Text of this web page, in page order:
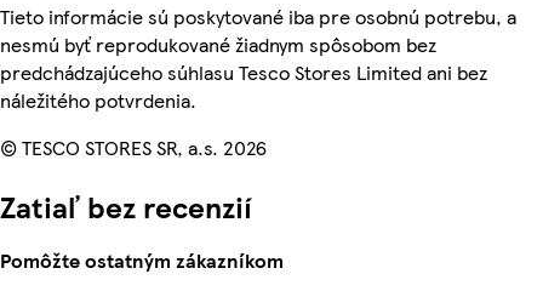
Tieto informácie sú poskytované iba pre osobnú potrebu, a
nesmú byť reprodukované žiadnym spôsobom bez
predchádzajúceho súhlasu Tesco Stores Limited ani bez
náležitého potvrdenia.
© TESCO STORES SR, a.s. 2026
Zatiaľ bez recenzií
Pomôžte ostatným zákazníkom